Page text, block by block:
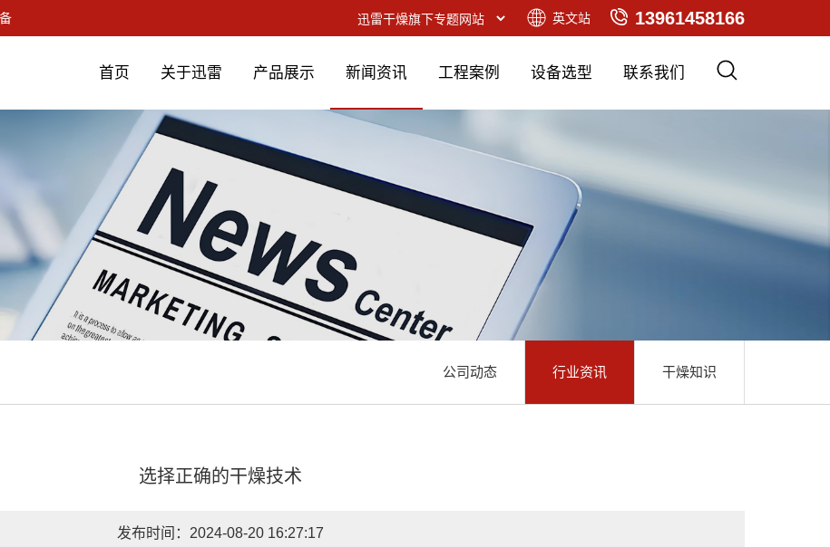
13961458166
英文站
首页 关于迅雷 产品展示 新闻资讯 工程案例 设备选型 联系我们
公司动态 行业资讯 干燥知识
选择正确的干燥技术
发布时间：2024-08-20 16:27:17